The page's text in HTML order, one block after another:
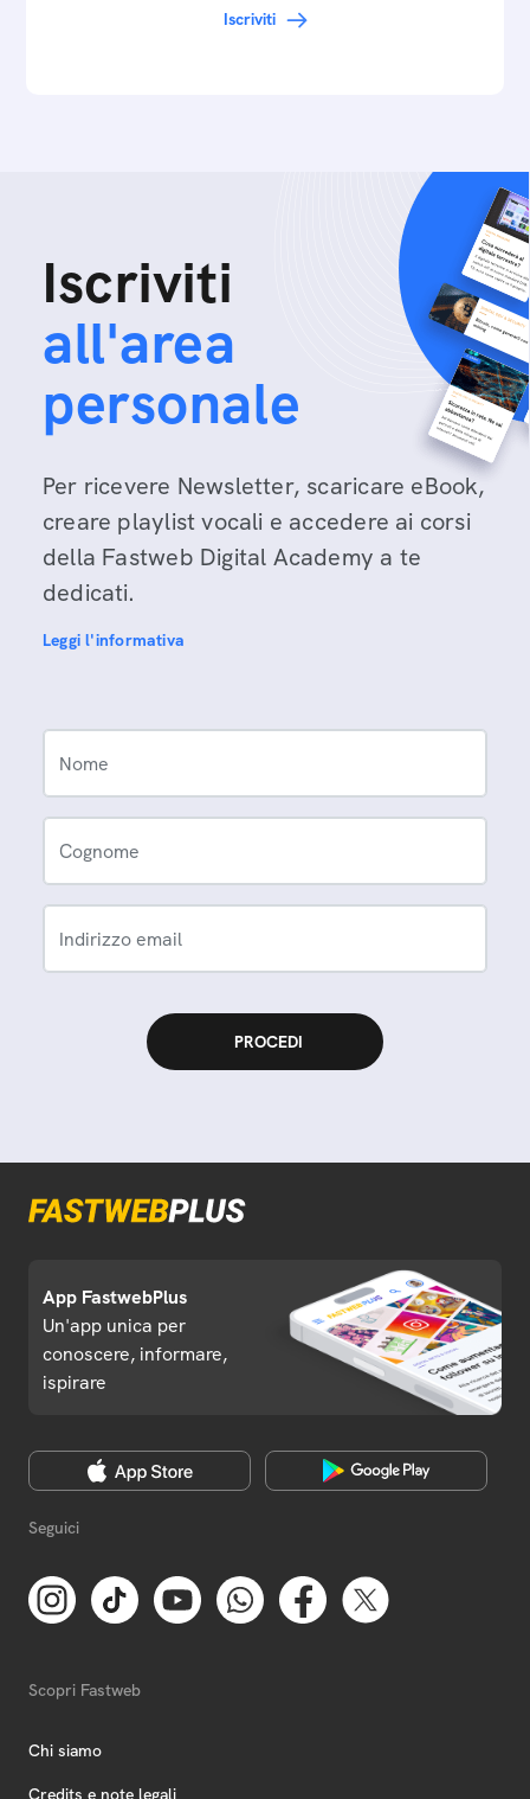
Iscriviti
Iscriviti
all'area
personale
Per ricevere Newsletter, scaricare eBook,
creare playlist vocali e accedere ai corsi
della Fastweb Digital Academy a te
dedicati.
Leggi l'informativa
Nome
Cognome
Indirizzo email
App FastwebPlus
Un'app unica per
conoscere, informare,
ispirare
Seguici
Scopri Fastweb
Chi siamo
Credits e note legali